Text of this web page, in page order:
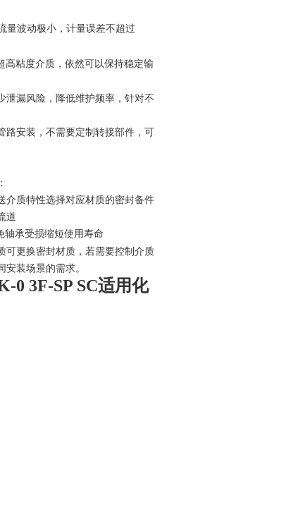
量波动极小，计量误差不超过
高粘度介质，依然可以保持稳定输
泄漏风险，降低维护频率，针对不
路安装，不需要定制转接部件，可
介质特性选择对应材质的密封备件
道
轴承受损缩短使用寿命
可更换密封材质，若需要控制介质
装场景的需求。
0 3F-SP SC适用化